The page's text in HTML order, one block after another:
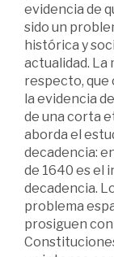
evidencia de
sido un
histórica y
actualidad. La
respecto,
la evidencia
de una corta
aborda el
decadencia:
de 1640 es el
decadencia.
problema
prosiguen